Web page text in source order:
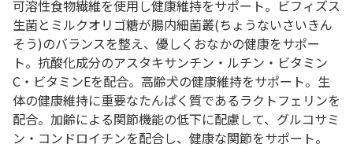
可溶性食物繊維を使用し健康維持をサポート。ビフィズス
生菌とミルクオリゴ糖が腸内細菌叢(ちょうないさいきん
そう)のバランスを整え、優しくおなかの健康をサポー
ト。抗酸化成分のアスタキサンチン・ルチン・ビタミン
C・ビタミンEを配合。高齢犬の健康維持をサポート。生
体の健康維持に重要なたんぱく質であるラクトフェリンを
配合。加齢による関節機能の低下に配慮して、グルコサミ
ン・コンドロイチンを配合し、健康な関節をサポート。